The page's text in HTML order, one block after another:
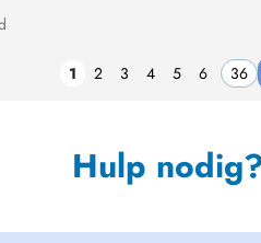
1 2 3 4 5 6 36
Hulp